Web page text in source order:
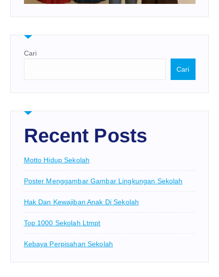
Cari
Cari
Recent Posts
Motto Hidup Sekolah
Poster Menggambar Gambar Lingkungan Sekolah
Hak Dan Kewajiban Anak Di Sekolah
Top 1000 Sekolah Ltmpt
Kebaya Perpisahan Sekolah